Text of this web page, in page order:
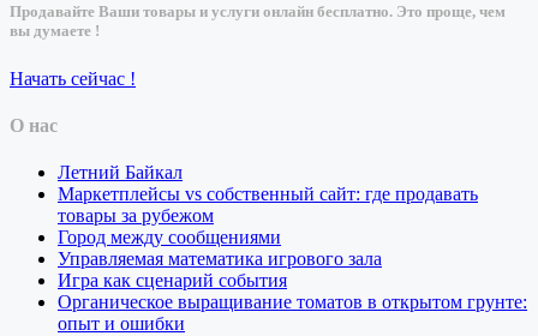
Продавайте Ваши товары и услуги онлайн бесплатно. Это проще, чем
вы думаете !
Начать сейчас !
О нас
Летний Байкал
Маркетплейсы vs собственный сайт: где продавать
товары за рубежом
Город между сообщениями
Управляемая математика игрового зала
Игра как сценарий события
Органическое выращивание томатов в открытом грунте:
опыт и ошибки